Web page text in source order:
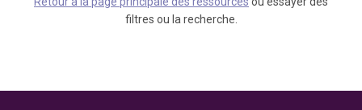
filtres ou la recherche.